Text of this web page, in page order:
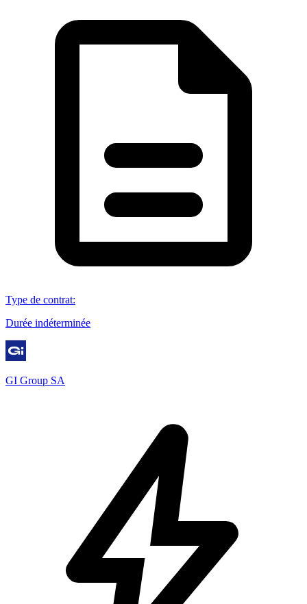
Type de contrat:
Durée indéterminée
GI Group SA